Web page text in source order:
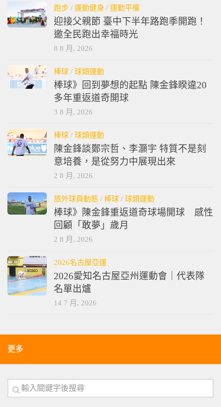
跑步 / 運動健身 / 運動平權
迎接父親節 臺中下半年路跑季開跑！
邀全民跑出幸福時光
8 8 月, 2026
棒球 / 球類運動
棒球》回到夢想的起點 陳金鋒睽違20
多年重返道奇開球
3 8 月, 2026
棒球 / 球類運動
陳金鋒談鄭宗哲、李灝宇 特質不是刻
意培養，是從努力中展現出來
2 8 月, 2026
旅外球員動態 / 棒球 / 球類運動
棒球》陳金鋒重返道奇球場開球 感性
回顧「敢夢」歲月
2 8 月, 2026
2026名古屋亞運
2026愛知名古屋亞州運動會｜代表隊
名單出爐
14 7 月, 2026
更多